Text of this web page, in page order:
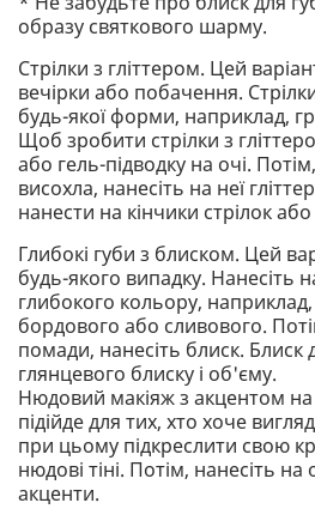
образу святкового шарму.
Стрілки з гліттером. Цей
вечірки або побачення.
будь-якої форми, наприклад,
Щоб зробити стрілки з
або гель-підводку на очі.
висохла, нанесіть на неї
нанести на кінчики стрілок
Глибокі губи з блиском. Цей
будь-якого випадку. Нанесіть
глибокого кольору,
бордового або сливового.
помади, нанесіть блиск. Блиск
глянцевого блиску і об'єму.
Нюдовий макіяж з акцентом на
підійде для тих, хто хоче
при цьому підкреслити свою
нюдові тіні. Потім, нанесіть на
акценти.